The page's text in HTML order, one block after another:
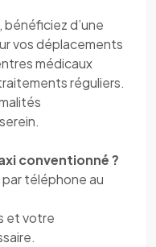
, bénéficiez d’une
vos déplacements
médicaux
réguliers.
conventionné ?
téléphone au
et votre